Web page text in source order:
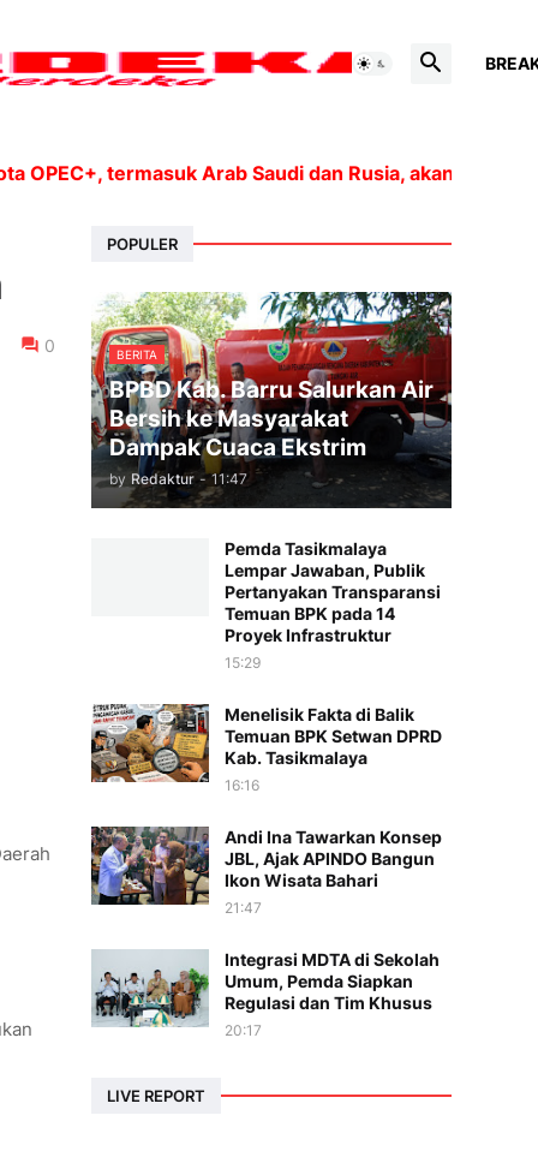
termasuk Arab Saudi dan Rusia, akan
0
POPULER
BERITA
BPBD Kab. Barru Salurkan Air
Bersih ke Masyarakat
Dampak Cuaca Ekstrim
by Redaktur - 11:47
Pemda Tasikmalaya
Lempar Jawaban, Publik
Pertanyakan Transparansi
Temuan BPK pada 14
Proyek Infrastruktur
15:29
Menelisik Fakta di Balik
Temuan BPK Setwan DPRD
Kab. Tasikmalaya
16:16
Andi Ina Tawarkan Konsep
JBL, Ajak APINDO Bangun
Ikon Wisata Bahari
21:47
Integrasi MDTA di Sekolah
Umum, Pemda Siapkan
Regulasi dan Tim Khusus
20:17
LIVE REPORT